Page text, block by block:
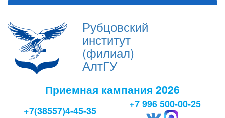
Рубцовский
институт
(филиал)
АлтГУ
Приемная кампания 2026
+7(38557)4-45-35
+7 996 500-00-25